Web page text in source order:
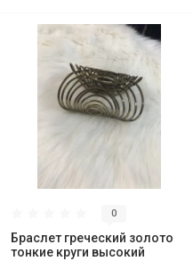
0
Браслет греческий золото
тонкие круги высокий